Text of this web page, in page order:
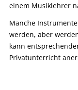
einem Musiklehrer
Manche
werden, aber
kann
Privatunterricht